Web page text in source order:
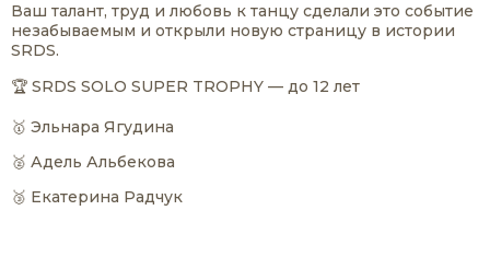
Ваш талант, труд и любовь к танцу сделали это событие
незабываемым и открыли новую страницу в истории
SRDS.
🏆 SRDS SOLO SUPER TROPHY — до 12 лет
🥇 Эльнара Ягудина
🥈 Адель Альбекова
🥉 Екатерина Радчук